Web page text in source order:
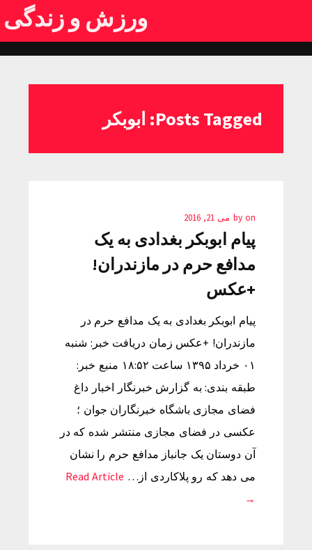
ورزش و زندگی
Posts Tagged: ابوبکر
by on می 21, 2016
پیام ابوبکر بغدادی به یک
مدافع حرم در مازندران!
+عکس
پیام ابوبکر بغدادی به یک مدافع حرم در
مازندران! +عکس زمان دریافت خبر: شنبه
۰۱ خرداد ۱۳۹۵ ساعت ۱۸:۵۲ منبع خبر:
طبقه بندی: به گزارش خبرنگار اخبار داغ
فضای مجازی باشگاه خبرنگاران جوان ؛
عکسی در فضای مجازی منتشر شده که در
آن دوستان یک جانباز مدافع حرم را نشان
می دهد که رو پلاکاردی از… Read Article
→